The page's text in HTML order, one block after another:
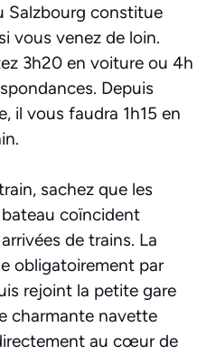
Salzbourg constitue
vous venez de loin.
3h20 en voiture ou 4h
Depuis
il vous faudra 1h15 en
sachez que les
coïncident
de trains. La
obligatoirement par
rejoint la petite gare
charmante navette
au cœur de